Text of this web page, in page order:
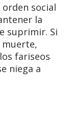
social
la
suprimir. Si
fariseos
niega a